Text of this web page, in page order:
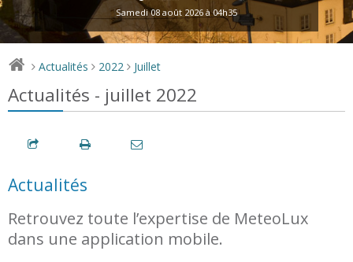
Samedi 08 août 2026 à 04h35
> Actualités > 2022 > Juillet
Actualités - juillet 2022
Actualités
Retrouvez toute l’expertise de MeteoLux
dans une application mobile.